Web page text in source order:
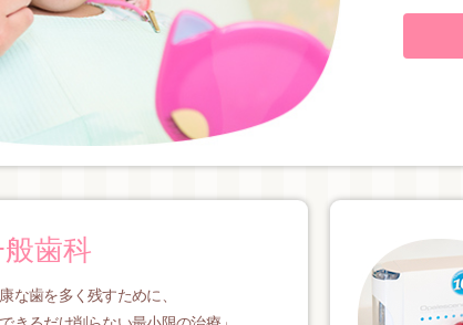
歯科
な歯を多く残すために、